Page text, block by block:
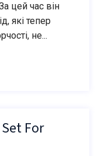
цей час він
які тепер
не...
For